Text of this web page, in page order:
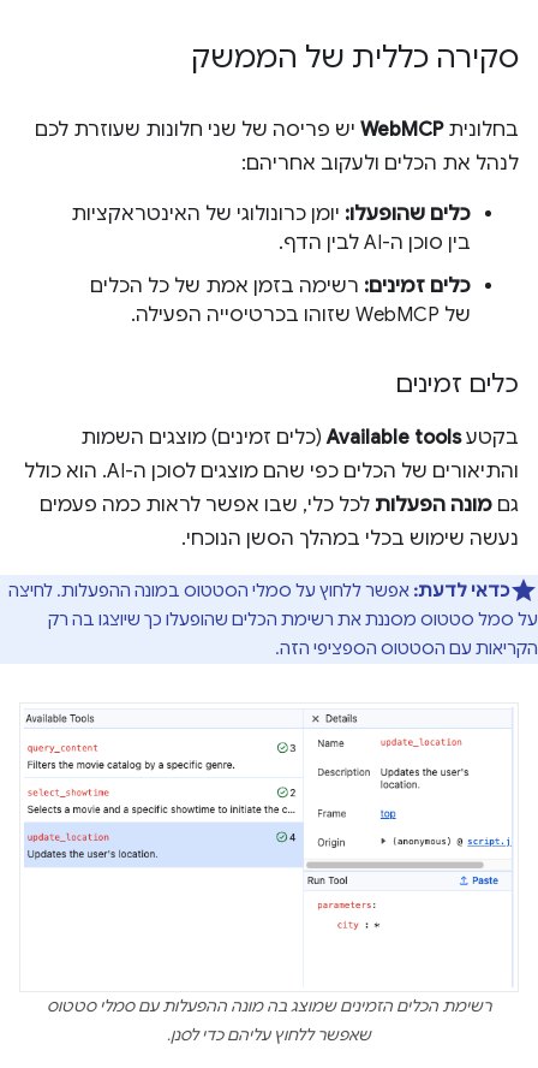
סקירה כללית של הממשק
בחלוניתWebMCP יש פריסה של שני חלונות שעוזרת לכם
לנהל את הכלים ולעקוב אחריהם:
כלים שהופעלו: יומן כרונולוגי של האינטראקציות
בין סוכן ה-AI לבין הדף.
כלים זמינים: רשימה בזמן אמת של כל הכלים
של WebMCP שזוהו בכרטיסייה הפעילה.
כלים זמינים
בקטעAvailable tools(כלים זמינים) מוצגים השמות
והתיאורים של הכלים כפי שהם מוצגים לסוכן ה-AI. הוא כולל
גם מונה הפעלות לכל כלי, שבו אפשר לראות כמה פעמים
נעשה שימוש בכלי במהלך הסשן הנוכחי.
כדאי לדעת: אפשר ללחוץ על סמלי הסטטוס במונה ההפעלות. לחיצה
על סמל סטטוס מסננת את רשימת הכלים שהופעלו כך שיוצגו בה רק
הקריאות עם הסטטוס הספציפי הזה.
רשימת הכלים הזמינים שמוצג בה מונה ההפעלות עם סמלי סטטוס
שאפשר ללחוץ עליהם כדי לסנן.